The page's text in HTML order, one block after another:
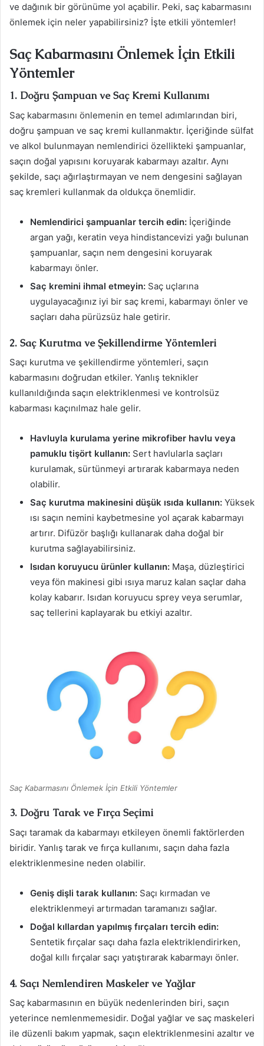
ve dağınık bir görünüme yol açabilir. Peki, saç kabarmasını
önlemek için neler yapabilirsiniz? İşte etkili yöntemler!
Saç Kabarmasını Önlemek İçin Etkili
Yöntemler
1. Doğru Şampuan ve Saç Kremi Kullanımı
Saç kabarmasını önlemenin en temel adımlarından biri,
doğru şampuan ve saç kremi kullanmaktır. İçeriğinde sülfat
ve alkol bulunmayan nemlendirici özellikteki şampuanlar,
saçın doğal yapısını koruyarak kabarmayı azaltır. Aynı
şekilde, saçı ağırlaştırmayan ve nem dengesini sağlayan
saç kremleri kullanmak da oldukça önemlidir.
Nemlendirici şampuanlar tercih edin: İçeriğinde
argan yağı, keratin veya hindistancevizi yağı bulunan
şampuanlar, saçın nem dengesini koruyarak
kabarmayı önler.
Saç kremini ihmal etmeyin: Saç uçlarına
uygulayacağınız iyi bir saç kremi, kabarmayı önler ve
saçları daha pürüzsüz hale getirir.
2. Saç Kurutma ve Şekillendirme Yöntemleri
Saçı kurutma ve şekillendirme yöntemleri, saçın
kabarmasını doğrudan etkiler. Yanlış teknikler
kullanıldığında saçın elektriklenmesi ve kontrolsüz
kabarması kaçınılmaz hale gelir.
Havluyla kurulama yerine mikrofiber havlu veya
pamuklu tişört kullanın: Sert havlularla saçları
kurulamak, sürtünmeyi artırarak kabarmaya neden
olabilir.
Saç kurutma makinesini düşük ısıda kullanın: Yüksek
ısı saçın nemini kaybetmesine yol açarak kabarmayı
artırır. Difüzör başlığı kullanarak daha doğal bir
kurutma sağlayabilirsiniz.
Isıdan koruyucu ürünler kullanın: Maşa, düzleştirici
veya fön makinesi gibi ısıya maruz kalan saçlar daha
kolay kabarır. Isıdan koruyucu sprey veya serumlar,
saç tellerini kaplayarak bu etkiyi azaltır.
Saç Kabarmasını Önlemek İçin Etkili Yöntemler
3. Doğru Tarak ve Fırça Seçimi
Saçı taramak da kabarmayı etkileyen önemli faktörlerden
biridir. Yanlış tarak ve fırça kullanımı, saçın daha fazla
elektriklenmesine neden olabilir.
Geniş dişli tarak kullanın: Saçı kırmadan ve
elektriklenmeyi artırmadan taramanızı sağlar.
Doğal kıllardan yapılmış fırçaları tercih edin:
Sentetik fırçalar saçı daha fazla elektriklendirirken,
doğal kıllı fırçalar saçı yatıştırarak kabarmayı önler.
4. Saçı Nemlendiren Maskeler ve Yağlar
Saç kabarmasının en büyük nedenlerinden biri, saçın
yeterince nemlenmemesidir. Doğal yağlar ve saç maskeleri
ile düzenli bakım yapmak, saçın elektriklenmesini azaltır ve